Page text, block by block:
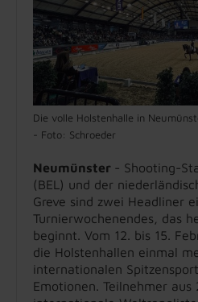
Die volle Holstenhalle in
- Foto: Schroeder
Neumünster - Shooting-
(BEL) und der
Greve sind zwei Headliner
Turnierwochenendes, das
beginnt. Vom 12. bis 15.
die Holstenhallen einmal
internationalen
Emotionen. Teilnehmer